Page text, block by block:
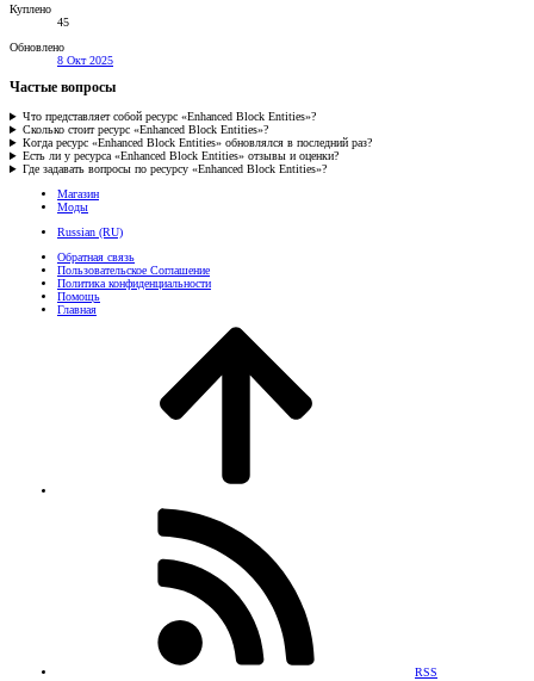
Куплено
45
Обновлено
8 Окт 2025
Частые вопросы
Что представляет собой ресурс «Enhanced Block Entities»?
Сколько стоит ресурс «Enhanced Block Entities»?
Когда ресурс «Enhanced Block Entities» обновлялся в последний раз?
Есть ли у ресурса «Enhanced Block Entities» отзывы и оценки?
Где задавать вопросы по ресурсу «Enhanced Block Entities»?
Магазин
Моды
Russian (RU)
Обратная связь
Пользовательское Соглашение
Политика конфиденциальности
Помощь
Главная
RSS